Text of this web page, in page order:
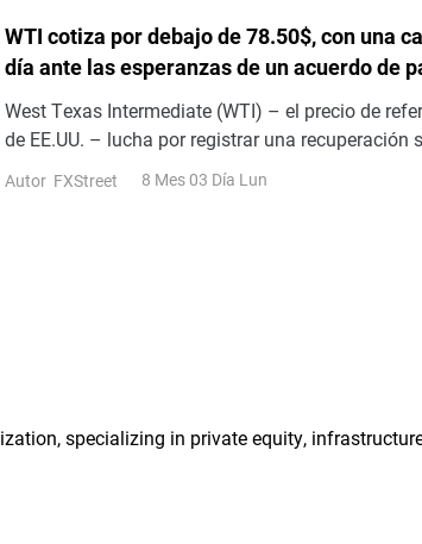
WTI cotiza por debajo de 78.50$, con una
día ante las esperanzas de un acuerdo de
West Texas Intermediate (WTI) – el precio de
de EE.UU. – lucha por registrar una recuperación
mantiene con fuertes pérdidas intradía durante la
sesión europea del lunes
Autor FXStreet 8 Mes 03 Día Lun
specializing in private equity,